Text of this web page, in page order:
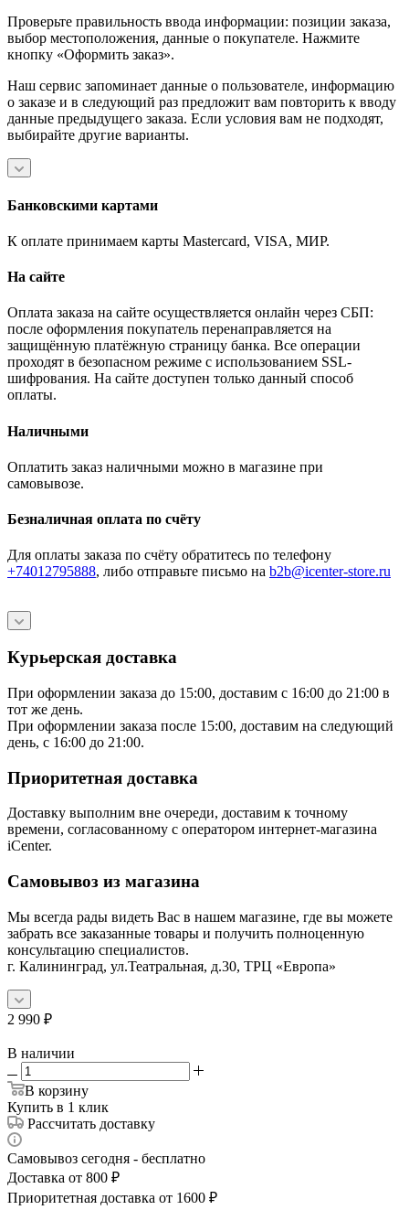
Проверьте правильность ввода информации: позиции заказа,
выбор местоположения, данные о покупателе. Нажмите
кнопку «Оформить заказ».
Наш сервис запоминает данные о пользователе, информацию
о заказе и в следующий раз предложит вам повторить к вводу
данные предыдущего заказа. Если условия вам не подходят,
выбирайте другие варианты.
Банковскими картами
К оплате принимаем карты Mastercard, VISA, МИР.
На сайте
Оплата заказа на сайте осуществляется онлайн через СБП:
после оформления покупатель перенаправляется на
защищённую платёжную страницу банка. Все операции
проходят в безопасном режиме с использованием SSL-
шифрования. На сайте доступен только данный способ
оплаты.
Наличными
Оплатить заказ наличными можно в магазине при
самовывозе.
Безналичная оплата по счёту
Для оплаты заказа по счёту обратитесь по телефону
+74012795888, либо отправьте письмо на b2b@icenter-store.ru
Курьерская доставка
При оформлении заказа до 15:00, доставим с 16:00 до 21:00 в
тот же день.
При оформлении заказа после 15:00, доставим на следующий
день, с 16:00 до 21:00.
Приоритетная доставка
Доставку выполним вне очереди, доставим к точному
времени, согласованному с оператором интернет-магазина
iCenter.
Самовывоз из магазина
Мы всегда рады видеть Вас в нашем магазине, где вы можете
забрать все заказанные товары и получить полноценную
консультацию специалистов.
г. Калининград, ул.Театральная, д.30, ТРЦ «Европа»
2 990 ₽
В наличии
В корзину
Купить в 1 клик
Рассчитать доставку
Самовывоз сегодня - бесплатно
Доставка от 800 ₽
Приоритетная доставка от 1600 ₽